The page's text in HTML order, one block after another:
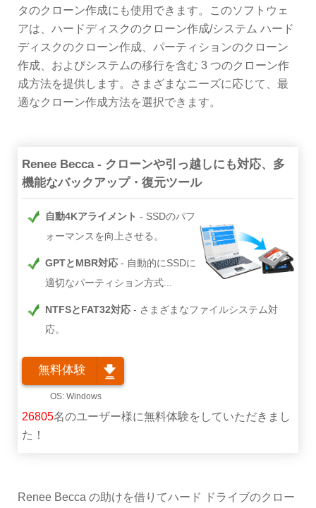
タのクローン作成にも使用できます。このソフトウェ
アは、ハードディスクのクローン作成/システム ハード
ディスクのクローン作成、パーティションのクローン
作成、およびシステムの移行を含む 3 つのクローン作
成方法を提供します。さまざまなニーズに応じて、最
適なクローン作成方法を選択できます。
Renee Becca - クローンや引っ越しにも対応、多
機能なバックアップ・復元ツール
自動4Kアライメント
SSDのパフ
ォーマンスを向上させる。
GPTとMBR対応
自動的にSSDに
適切なパーティション方式...
NTFSとFAT32対応
さまざまなファイルシステム対
応。
無料体験
26805名のユーザー様に無料体験をしていただきまし
た！
Renee Becca の助けを借りてハード ドライブのクロー